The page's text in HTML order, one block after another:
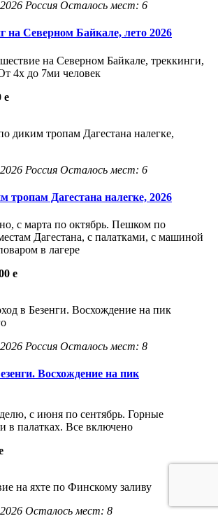
Россия Осталось мест: 6
на Северном Байкале, лето 2026
на Северном Байкале, треккинги,
4х до 7ми человек
e
Россия Осталось мест: 6
тропам Дагестана налегке, 2026
с марта по октябрь. Пешком по
Дагестана, с палатками, с машиной
в лагере
e
Россия Осталось мест: 8
Восхождение на пик
с июня по сентябрь. Горные
в палатках. Все включено
Осталось мест: 8